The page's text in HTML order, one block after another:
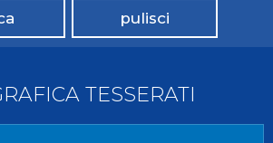
pulisci
TESSERATI